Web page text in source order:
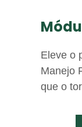
Eleve o
Manejo
que o